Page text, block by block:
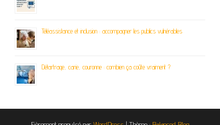
Téléassistance et inclusion : accompagner les publics vulnérables
Détartrage, carie, couronne : combien ça coûte vraiment ?